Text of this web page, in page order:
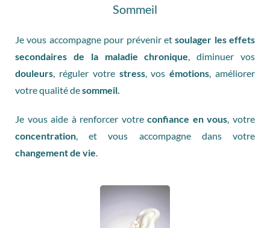
Sommeil
Je vous accompagne pour prévenir etsoulager les effets
secondaires de la maladie chronique , diminuer vos
douleurs , réguler votre stress, vosémotions , améliorer
votre qualité desommeil.
Je vous aide à renforcer votreconfiance en vous , votre
concentration , et vous accompagne dans votre
changement de vie